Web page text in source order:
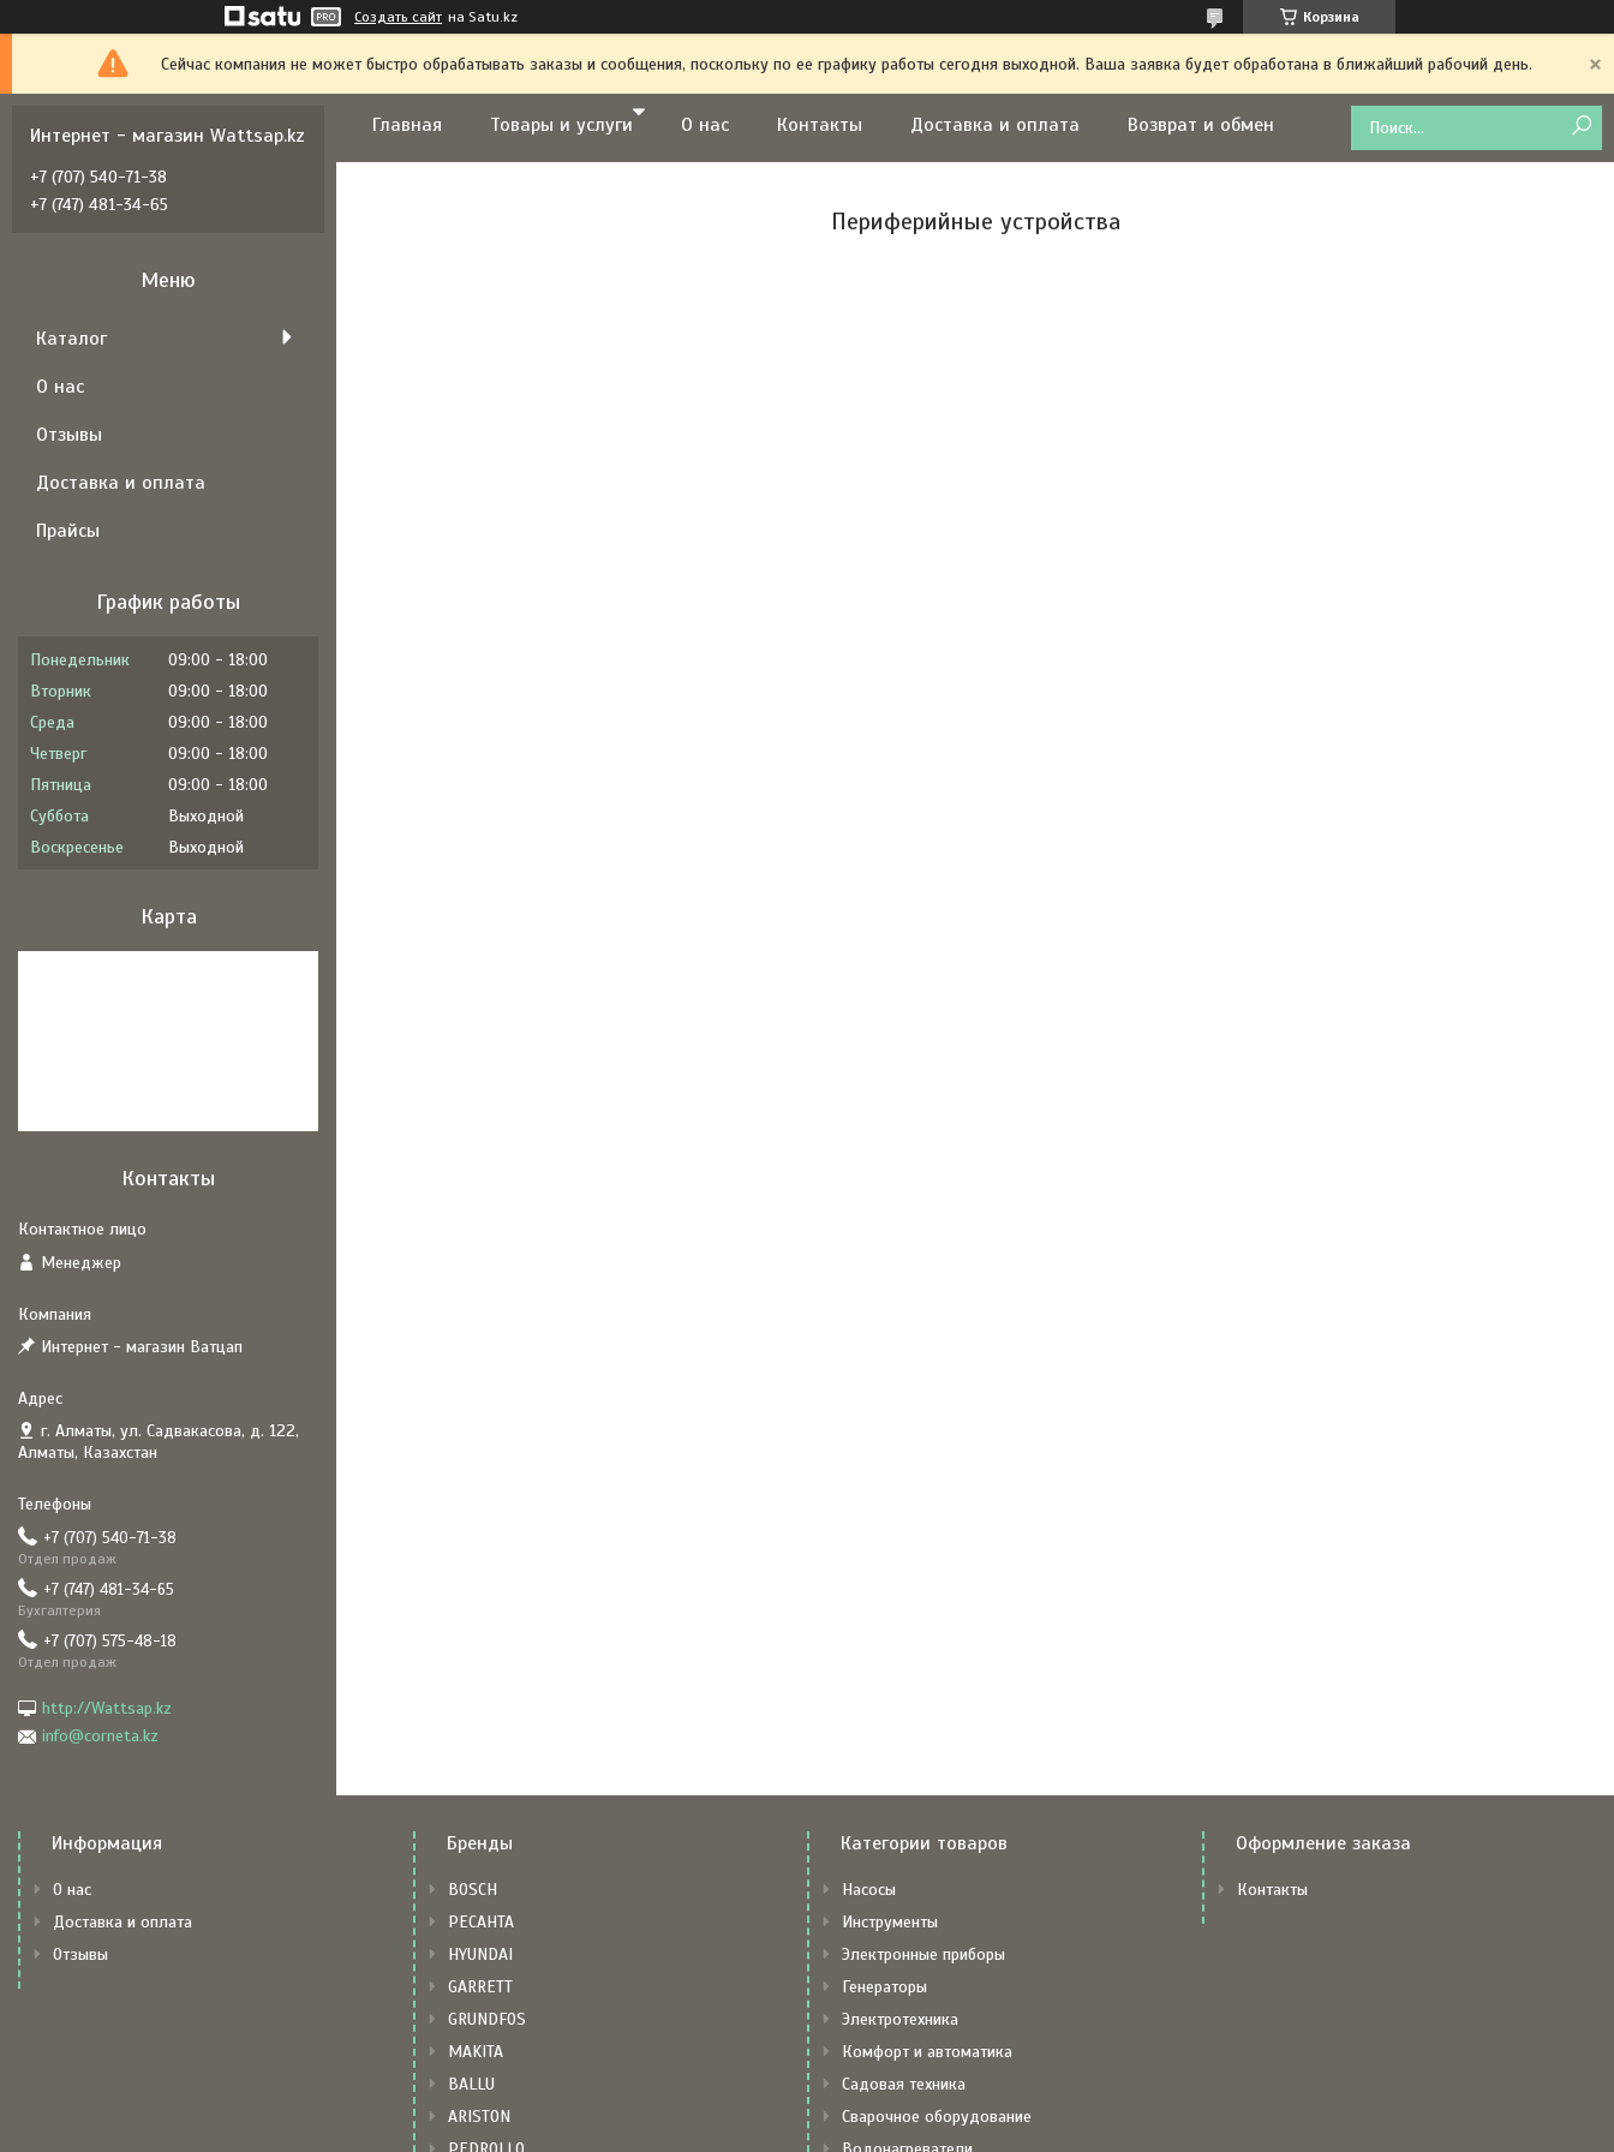
Создать сайт на Satu.kz Корзина
Сейчас компания не может быстро обрабатывать заказы и сообщения, поскольку по ее графику работы сегодня выходной. Ваша заявка будет обработана в ближайший рабочий день.
Главная Товары и услуги О нас Контакты Доставка и оплата Возврат и обмен
Периферийные устройства
Интернет - магазин Wattsap.kz
+7 (707) 540-71-38
+7 (747) 481-34-65
Каталог
О нас
Отзывы
Доставка и оплата
Прайсы
График работы
Понедельник 09:00
18:00
Вторник
09:00
18:00
Среда
09:00
18:00
Четверг
09:00
18:00
Пятница
09:00
18:00
Суббота
Выходной
Воскресенье
Выходной
Карта
Контакты
Менеджер
Интернет - магазин Ватцап
г. Алматы, ул. Садвакасова, д. 122,
Алматы, Казахстан
+7 (707) 540-71-38
Отдел продаж
+7 (747) 481-34-65
Бухгалтерия
+7 (707) 575-48-18
Отдел продаж
http://Wattsap.kz
info@corneta.kz
Информация
О нас
Доставка и оплата
Отзывы
Бренды
BOSCH
РЕСАНТА
HYUNDAI
GARRETT
GRUNDFOS
MAKITA
BALLU
ARISTON
Категории товаров
Насосы
Инструменты
Электронные приборы
Генераторы
Электротехника
Комфорт и автоматика
Садовая техника
Сварочное оборудование
Оформление заказа
Контакты